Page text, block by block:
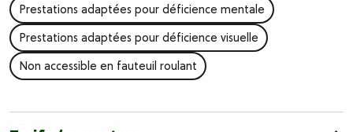
Prestations adaptées pour déficience mentale
Prestations adaptées pour déficience visuelle
Non accessible en fauteuil roulant